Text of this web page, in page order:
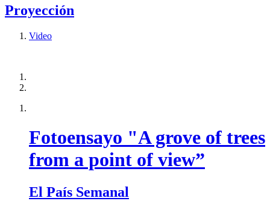
Proyección
Video
Fotoensayo "A grove of trees
from a point of view”
El País Semanal